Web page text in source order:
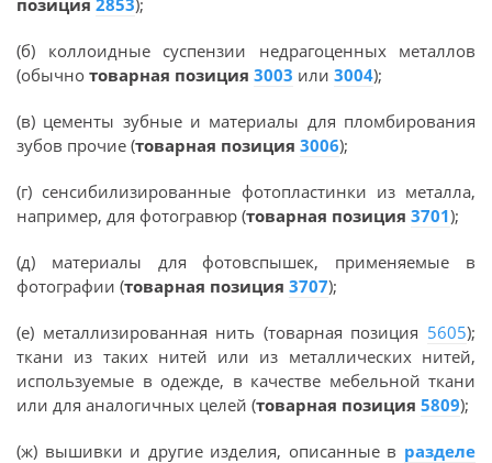
позиция 2853);
(б) коллоидные суспензии недрагоценных металлов
(обычно товарная позиция 3003 или 3004);
(в) цементы зубные и материалы для пломбирования
зубов прочие (товарная позиция 3006);
(г) сенсибилизированные фотопластинки из металла,
например, для фотогравюр (товарная позиция 3701);
(д) материалы для фотовспышек, применяемые в
фотографии (товарная позиция 3707);
(е) металлизированная нить (товарная позиция 5605);
ткани из таких нитей или из металлических нитей,
используемые в одежде, в качестве мебельной ткани
или для аналогичных целей (товарная позиция 5809);
(ж) вышивки и другие изделия, описанные в разделе